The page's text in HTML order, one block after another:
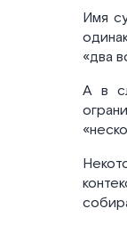
Имя
«два
А в